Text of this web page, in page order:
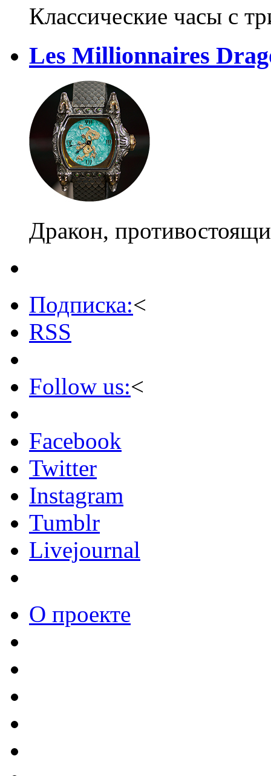
Классические часы с
Les Millionnaires
Дракон,
Подписка:<
RSS
Follow us:<
Facebook
Twitter
Instagram
Tumblr
Livejournal
О проекте